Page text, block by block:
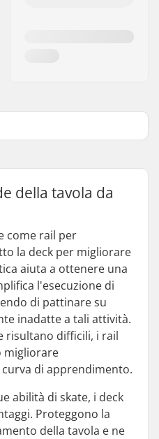
della tavola da
come rail per
la deck per migliorare
aiuta a ottenere una
l'esecuzione di
di pattinare su
inadatte a tali attività.
risultano difficili, i rail
migliorare
di apprendimento.
abilità di skate, i deck
Proteggono la
della tavola e ne